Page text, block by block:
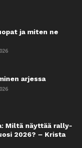
ja miten ne
arjessa
Miltä näyttää rally-
2026? – Krista